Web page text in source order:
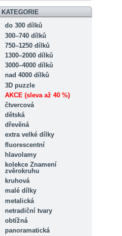
KATEGORIE
do 300 dílků
300–740 dílků
750–1250 dílků
1300–2000 dílků
3000–4000 dílků
nad 4000 dílků
3D puzzle
AKCE (sleva až 40 %)
čtvercová
dětská
dřevěná
extra velké dílky
fluorescentní
hlavolamy
kolekce Znamení
zvěrokruhu
kruhová
malé dílky
metalická
netradiční tvary
obtížná
panoramatická